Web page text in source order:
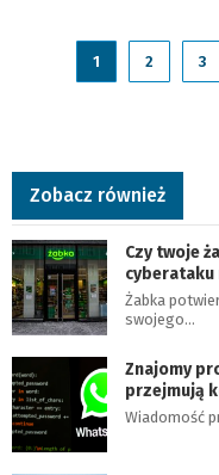
1 2 3
Zobacz również
Czy twoje
cyberataku
Żabka
swojego…
Znajomy
przejmują
Wiadomość